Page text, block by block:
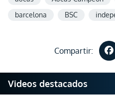
barcelona
BSC
Compartir:
Videos destacados